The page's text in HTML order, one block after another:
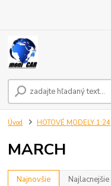
Úvod HOTOVÉ MODELY 1:24
MARCH
Najnovšie Najlacnejšie